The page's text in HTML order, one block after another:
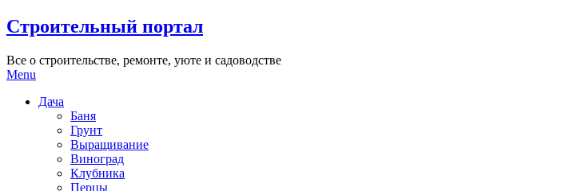
Skip
to
Строительный портал
Все о строительстве, ремонте, уюте и садоводстве
Menu
Дача
Баня
Грунт
Выращивание
Виноград
Клубника
Перцы